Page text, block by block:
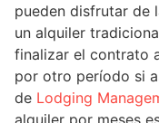
pueden disfrutar de
un alquiler
finalizar el contrato
por otro período si
de Lodging
alquiler por meses